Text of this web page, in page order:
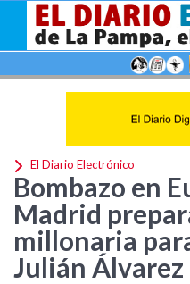
El Diario Electrónico
Bombazo en
Madrid
millonaria
Julián Álvarez